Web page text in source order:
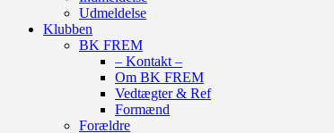
Udmeldelse
Klubben
BK FREM
– Kontakt –
Om BK FREM
Vedtægter & Ref
Formænd
Forældre